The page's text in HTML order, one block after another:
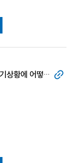
2023 미국의 버스운송산업, 위기상황에 어떻게 대응했나